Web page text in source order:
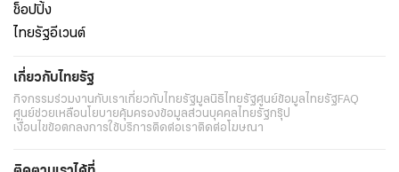
ช็อปปิ้ง
ไทยรัฐอีเวนต์
เกี่ยวกับไทยรัฐ
กิจกรรมร่วมงานกับเราเกี่ยวกับไทยรัฐมูลนิธิไทยรัฐศูนย์ข้อมูลไทยรัฐFAQ
ศูนย์ช่วยเหลือนโยบายคุ้มครองข้อมูลส่วนบุคคลไทยรัฐกรุ๊ป
เงื่อนไขข้อตกลงการใช้บริการติดต่อเราติดต่อโฆษณา